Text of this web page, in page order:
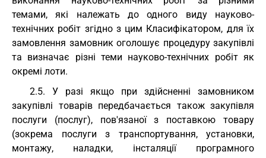
темами, які належать до одного виду науково-
технічних робіт згідно з цим Класифікатором, для їх
замовлення замовник оголошує процедуру закупівлі
та визначає різні теми науково-технічних робіт як
окремі лоти.
2.5. У разі якщо при здійсненні замовником
закупівлі товарів передбачається також закупівля
послуги (послуг), пов'язаної з поставкою товару
(зокрема послуги з транспортування, установки,
монтажу, наладки, інсталяції програмного